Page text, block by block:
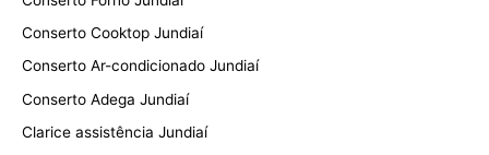
Conserto Cooktop Jundiaí
Conserto Ar-condicionado Jundiaí
Conserto Adega Jundiaí
Clarice assistência Jundiaí